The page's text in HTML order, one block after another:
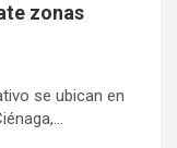
zonas
se ubican en